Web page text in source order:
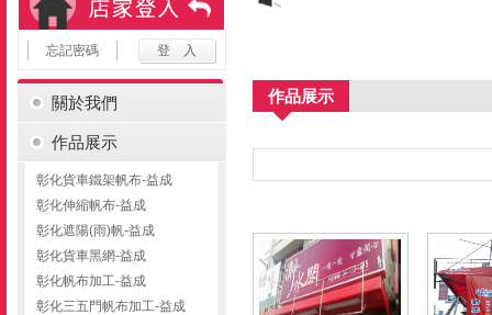
忘記密碼
關於我們
作品展示
彰化貨車鐵架帆布-益成
彰化伸縮帆布-益成
彰化遮陽(雨)帆-益成
彰化貨車黑網-益成
彰化帆布加工-益成
彰化三五門帆布加工-益成
作品展示